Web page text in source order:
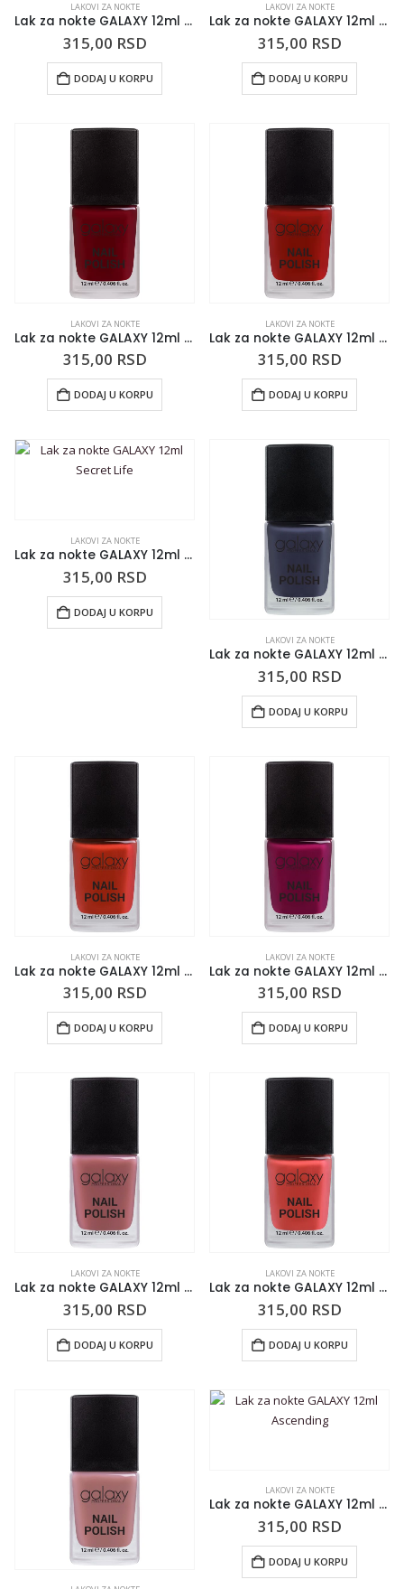
LAKOVI ZA NOKTE
Lak za nokte GALAXY 12ml Wide Awaken
315,00 RSD
DODAJ U KORPU
LAKOVI ZA NOKTE
Lak za nokte GALAXY 12ml Wine Up
315,00 RSD
DODAJ U KORPU
LAKOVI ZA NOKTE
Lak za nokte GALAXY 12ml Cher-ry
315,00 RSD
DODAJ U KORPU
LAKOVI ZA NOKTE
Lak za nokte GALAXY 12ml Peonies
315,00 RSD
DODAJ U KORPU
LAKOVI ZA NOKTE
Lak za nokte GALAXY 12ml Secret Life
315,00 RSD
DODAJ U KORPU
LAKOVI ZA NOKTE
Lak za nokte GALAXY 12ml Shadow Huntress
315,00 RSD
DODAJ U KORPU
LAKOVI ZA NOKTE
Lak za nokte GALAXY 12ml Red Carpet
315,00 RSD
DODAJ U KORPU
LAKOVI ZA NOKTE
Lak za nokte GALAXY 12ml Plum – Ping
315,00 RSD
DODAJ U KORPU
LAKOVI ZA NOKTE
Lak za nokte GALAXY 12ml Salted Caramel
315,00 RSD
DODAJ U KORPU
LAKOVI ZA NOKTE
Lak za nokte GALAXY 12ml Call Me Senorita
315,00 RSD
DODAJ U KORPU
LAKOVI ZA NOKTE
Lak za nokte GALAXY 12ml Ascending
315,00 RSD
DODAJ U KORPU